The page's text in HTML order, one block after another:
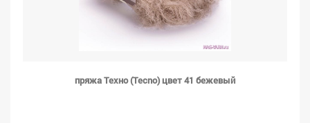
пряжа Техно (Tecno) цвет 41 бежевый